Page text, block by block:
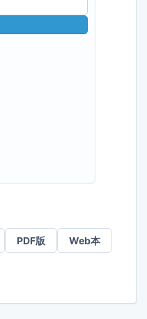
PDF版 Web本